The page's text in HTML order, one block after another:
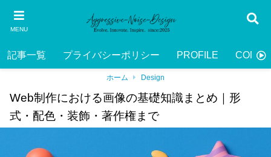
MENU
記事一覧 プライバシーポリシー PROFILE
ホーム Design
Web制作における画像の基礎知識まとめ｜形
式・配色・装飾・著作権まで